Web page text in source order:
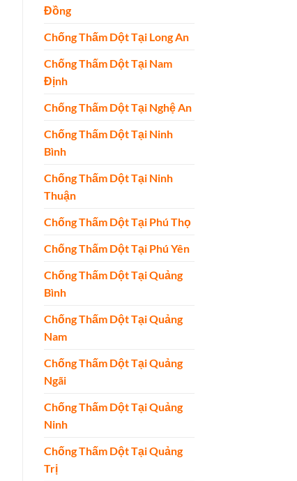
Đồng
Chống Thấm Dột Tại Long An
Chống Thấm Dột Tại Nam
Định
Chống Thấm Dột Tại Nghệ An
Chống Thấm Dột Tại Ninh
Bình
Chống Thấm Dột Tại Ninh
Thuận
Chống Thấm Dột Tại Phú Thọ
Chống Thấm Dột Tại Phú Yên
Chống Thấm Dột Tại Quảng
Bình
Chống Thấm Dột Tại Quảng
Nam
Chống Thấm Dột Tại Quảng
Ngãi
Chống Thấm Dột Tại Quảng
Ninh
Chống Thấm Dột Tại Quảng
Trị